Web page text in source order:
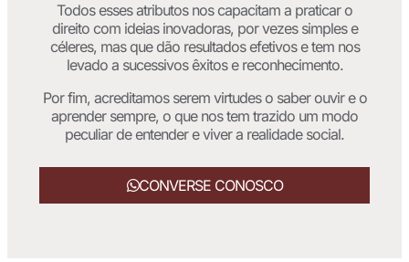
Todos esses atributos nos capacitam a praticar o
direito com ideias inovadoras, por vezes simples e
céleres, mas que dão resultados efetivos e tem nos
levado a sucessivos êxitos e reconhecimento.
Por fim, acreditamos serem virtudes o saber ouvir e o
aprender sempre, o que nos tem trazido um modo
peculiar de entender e viver a realidade social.
CONVERSE CONOSCO